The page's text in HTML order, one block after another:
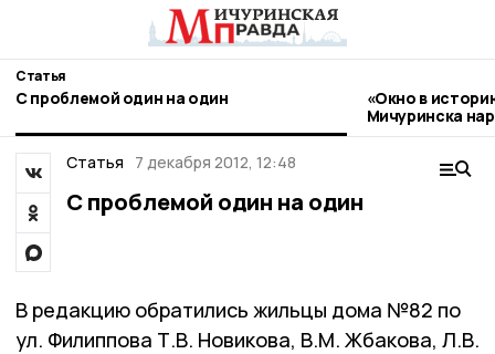
Статья
С проблемой один на один
«Окно в
Мичуринска
стиле гжель
Статья
7 декабря 2012, 12:48
С проблемой один на один
В редакцию обратились жильцы дома №82 по
ул. Филиппова Т.В. Новикова, В.М. Жбакова, Л.В.